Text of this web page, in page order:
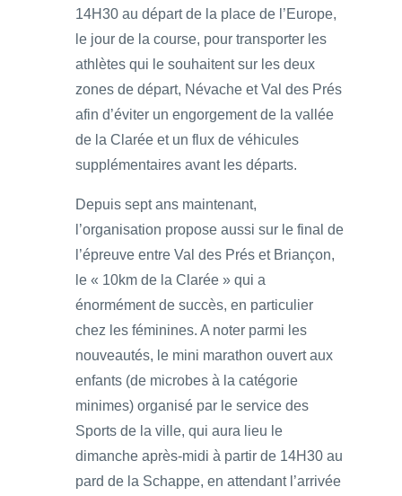
14H30 au départ de la place de l’Europe,
le jour de la course, pour transporter les
athlètes qui le souhaitent sur les deux
zones de départ, Névache et Val des Prés
afin d’éviter un engorgement de la vallée
de la Clarée et un flux de véhicules
supplémentaires avant les départs.
Depuis sept ans maintenant,
l’organisation propose aussi sur le final de
l’épreuve entre Val des Prés et Briançon,
le « 10km de la Clarée » qui a
énormément de succès, en particulier
chez les féminines. A noter parmi les
nouveautés, le mini marathon ouvert aux
enfants (de microbes à la catégorie
minimes) organisé par le service des
Sports de la ville, qui aura lieu le
dimanche après-midi à partir de 14H30 au
pard de la Schappe, en attendant l’arrivée